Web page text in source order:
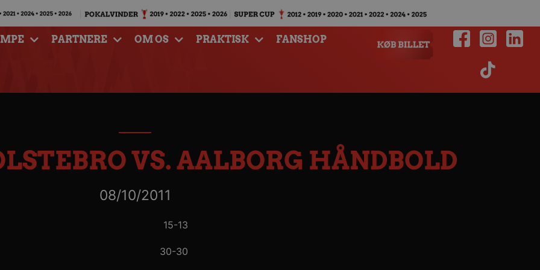
PARTNERE OM OS PRAKTISK FANSHOP
VS. AALBORG HÅNDBOLD
08/10/2011
15-13
30-30